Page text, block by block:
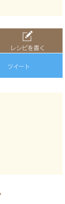
レシピを書く
ツイート